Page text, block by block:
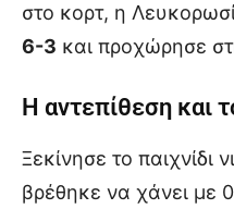
στο κορτ, η
6-3 και προχώρησε
Η αντεπίθεση και
Ξεκίνησε το παιχνίδι
βρέθηκε να χάνει με